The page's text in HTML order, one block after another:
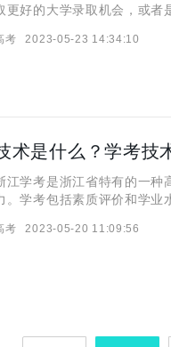
更好的大学录取机会，或者
高能力，实现梦想的学校，
考 2023-05-23 14:34:10
术是什么？学考技
江学考是浙江省特有的一种
。学考包括素质评价和学业
知识和能力。技术科目涵盖
考 2023-05-20 11:09:56